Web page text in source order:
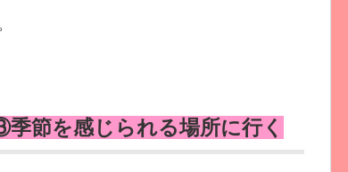
節を感じられる場所に行く